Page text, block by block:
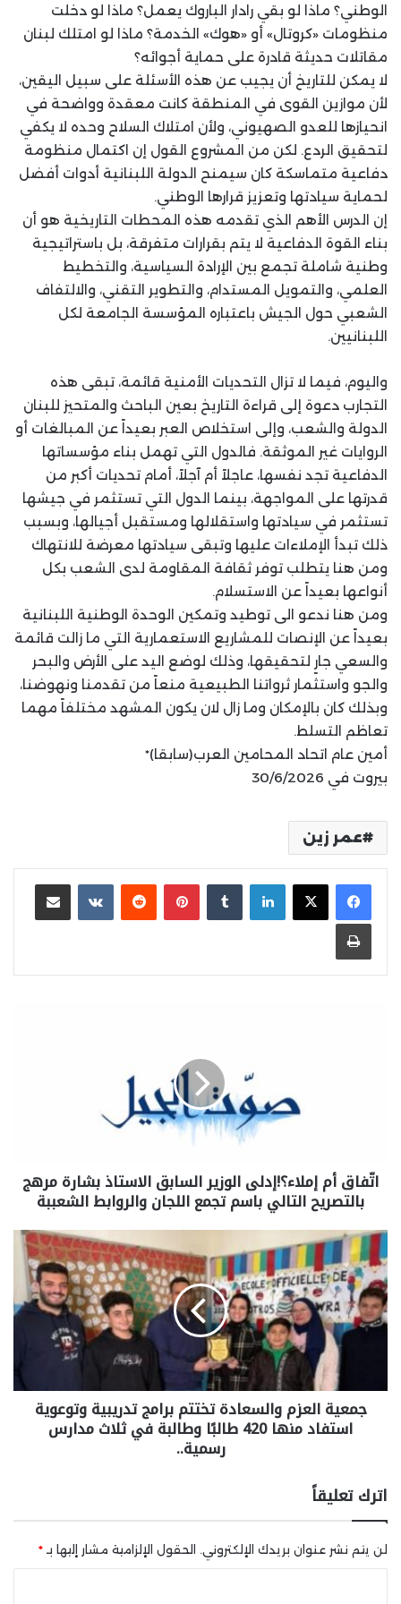
الوطني؟ ماذا لو بقي رادار الباروك يعمل؟ ماذا لو دخلت
منظومات ‏‏«كروتال» أو «هوك» الخدمة؟ ماذا لو امتلك لبنان
مقاتلات حديثة قادرة على حماية أجوائه؟
لا يمكن للتاريخ أن يجيب عن هذه الأسئلة على سبيل اليقين،
لأن موازين القوى في المنطقة ‏كانت معقدة وواضحة في
انحيازها للعدو الصهيوني، ولأن امتلاك السلاح وحده لا يكفي
لتحقيق ‏الردع. لكن من المشروع القول إن اكتمال منظومة
دفاعية متماسكة كان سيمنح الدولة اللبنانية ‏أدوات أفضل
لحماية سيادتها وتعزيز قرارها الوطني‎.‎
إن الدرس الأهم الذي تقدمه هذه المحطات التاريخية هو أن
بناء القوة الدفاعية لا يتم بقرارات ‏متفرقة، بل باستراتيجية
وطنية شاملة تجمع بين الإرادة السياسية، والتخطيط
العلمي، والتمويل ‏المستدام، والتطوير التقني، والالتفاف
الشعبي حول الجيش باعتباره المؤسسة الجامعة لكل
‏اللبنانيين‎.‎
واليوم، فيما لا تزال التحديات الأمنية قائمة، تبقى هذه
التجارب دعوة إلى قراءة التاريخ بعين ‏الباحث والمتحيز للبنان
الدولة والشعب، وإلى استخلاص العبر بعيداً عن المبالغات أو
الروايات ‏غير الموثقة. فالدول التي تهمل بناء مؤسساتها
الدفاعية تجد نفسها، عاجلاً أم آجلاً، أمام تحديات ‏أكبر من
قدرتها على المواجهة، بينما الدول التي تستثمر في جيشها
تستثمر في سيادتها واستقلالها ‏ومستقبل أجيالها، وبسبب
ذلك تبدأ الإملاءات عليها وتبقى سيادتها معرضة للانتهاك
ومن هنا ‏يتطلب توفر ثقافة المقاومة لدى الشعب بكل
أنواعها بعيداً عن الاستسلام.‏
ومن هنا ندعو الى توطيد وتمكين الوحدة الوطنية اللبنانية
بعيداً عن الإنصات للمشاريع ‏الاستعمارية التي ما زالت قائمة
والسعي جارٍ لتحقيقها، وذلك لوضع اليد على الأرض والبحر
‏والجو واستثمار ثرواتنا الطبيعية منعاً من تقدمنا ونهوضنا،
وبذلك كان بالإمكان وما زال لان ‏يكون المشهد مختلفاً مهما
تعاظم التسلط. ‏
أمين عام اتحاد المحامين العرب(سابقا)*‏
بيروت في 30/6/2026‏
عمر زين
لينكدإن بينتيريست مشاركة عبر البريد
طباعة
اتّفاق أم إملاء؟!إدلى الوزير السابق الاستاذ بشارة مرهج
بالتصريح التالي باسم تجمع اللجان والروابط الشعببة
جمعية العزم والسعادة تختتم برامج تدريبية وتوعوية
استفاد منها 420 طالبًا وطالبة في ثلاث مدارس
رسمية..
اترك تعليقاً
لن يتم نشر عنوان بريدك الإلكتروني. الحقول الإلزامية مشار إليها بـ *